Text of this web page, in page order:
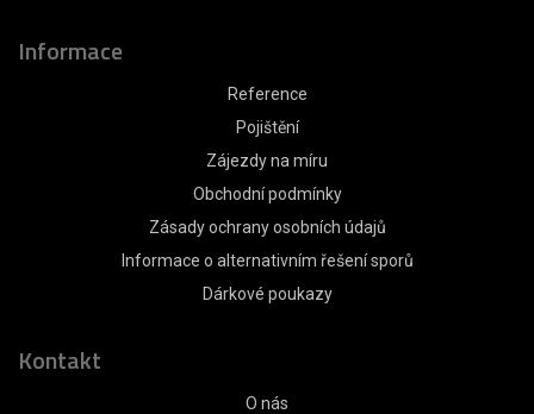
Informace
Reference
Pojištění
Zájezdy na míru
Obchodní podmínky
Zásady ochrany osobních údajů
Informace o alternativním řešení sporů
Dárkové poukazy
Kontakt
O nás